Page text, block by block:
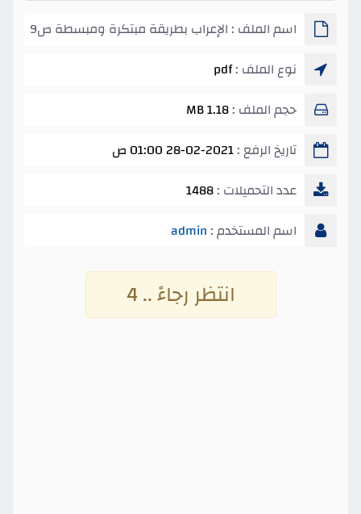
اسم الملف : الإعراب بطريقة مبتكرة ومبسطة ص9
نوع الملف :pdf
حجم الملف :1.18 MB
تاريخ الرفع :28-02-2021 01:00 ص
عدد التحميلات :1488
اسم المستخدم : admin
انتظر رجاءً .. 4